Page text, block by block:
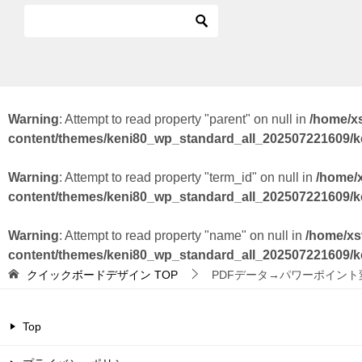
Warning: Attempt to read property "parent" on null in /home/
content/themes/keni80_wp_standard_all_202507221609/
Warning: Attempt to read property "term_id" on null in /home/
content/themes/keni80_wp_standard_all_202507221609/
Warning: Attempt to read property "name" on null in /home/
content/themes/keni80_wp_standard_all_202507221609/
クイックボードデザイン TOP PDFデータ→パワーポイント
Top